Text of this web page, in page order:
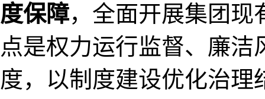
度保障，全面开展集团
点是权力运行监督、廉
度，以制度建设优化治理